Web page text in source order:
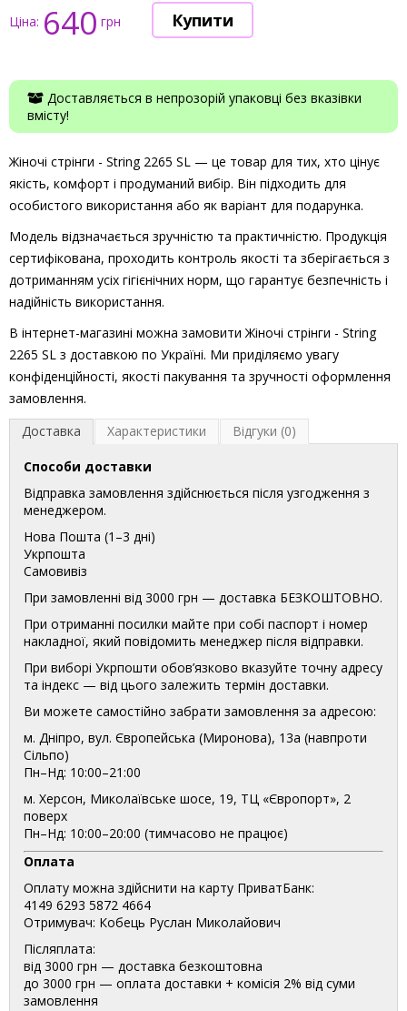
Ціна: 640 грн
Доставляється в непрозорій упаковці без вказівки
вмісту!
Жіночі стрінги - String 2265 SL — це товар для тих, хто цінує
якість, комфорт і продуманий вибір. Він підходить для
особистого використання або як варіант для подарунка.
Модель відзначається зручністю та практичністю. Продукція
сертифікована, проходить контроль якості та зберігається з
дотриманням усіх гігієнічних норм, що гарантує безпечність і
надійність використання.
В інтернет-магазині можна замовити Жіночі стрінги - String
2265 SL з доставкою по Україні. Ми приділяємо увагу
конфіденційності, якості пакування та зручності оформлення
замовлення.
Доставка
Характеристики Відгуки (0)
Способи доставки
Відправка замовлення здійснюється після узгодження з
менеджером.
Нова Пошта (1–3 дні)
Укрпошта
Самовивіз
При замовленні від 3000 грн — доставка БЕЗКОШТОВНО.
При отриманні посилки майте при собі паспорт і номер
накладної, який повідомить менеджер після відправки.
При виборі Укрпошти обов’язково вказуйте точну адресу
та індекс — від цього залежить термін доставки.
Ви можете самостійно забрати замовлення за адресою:
м. Дніпро, вул. Європейська (Миронова), 13а (навпроти
Сільпо)
Пн–Нд: 10:00–21:00
м. Херсон, Миколаївське шосе, 19, ТЦ «Європорт», 2
поверх
Пн–Нд: 10:00–20:00 (тимчасово не працює)
Оплата
Оплату можна здійснити на карту ПриватБанк:
4149 6293 5872 4664
Отримувач: Кобець Руслан Миколайович
Післяплата:
від 3000 грн — доставка безкоштовна
до 3000 грн — оплата доставки + комісія 2% від суми
замовлення